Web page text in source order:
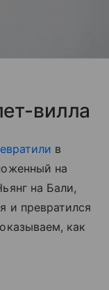
вилла
в
на
на Бали,
и превратился
как